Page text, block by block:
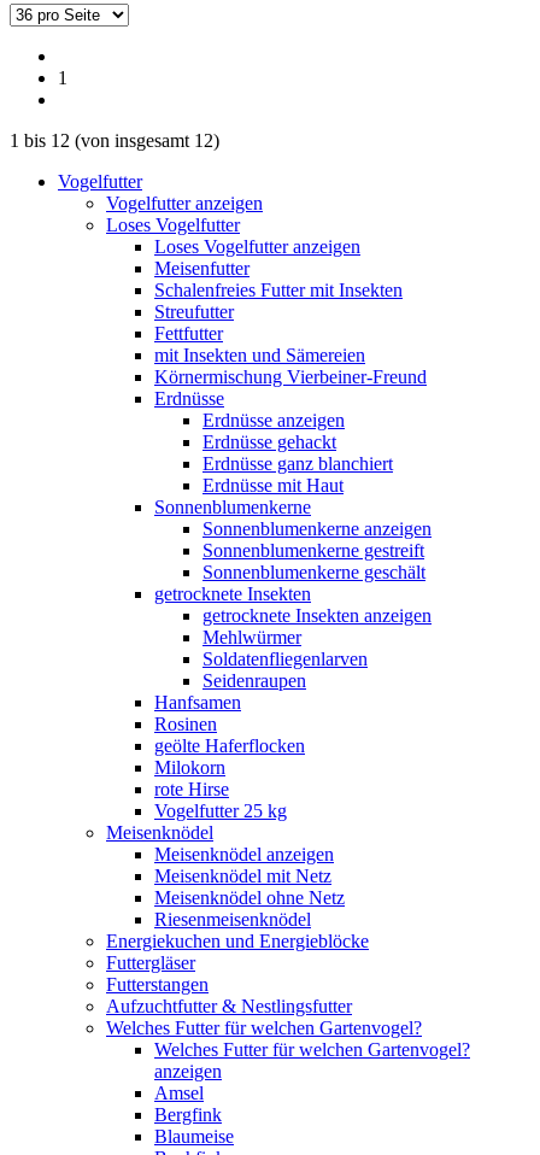
1
1 bis 12 (von insgesamt 12)
Vogelfutter
Vogelfutter anzeigen
Loses Vogelfutter
Loses Vogelfutter anzeigen
Meisenfutter
Schalenfreies Futter mit Insekten
Streufutter
Fettfutter
mit Insekten und Sämereien
Körnermischung Vierbeiner-Freund
Erdnüsse
Erdnüsse anzeigen
Erdnüsse gehackt
Erdnüsse ganz blanchiert
Erdnüsse mit Haut
Sonnenblumenkerne
Sonnenblumenkerne anzeigen
Sonnenblumenkerne gestreift
Sonnenblumenkerne geschält
getrocknete Insekten
getrocknete Insekten anzeigen
Mehlwürmer
Soldatenfliegenlarven
Seidenraupen
Hanfsamen
Rosinen
geölte Haferflocken
Milokorn
rote Hirse
Vogelfutter 25 kg
Meisenknödel
Meisenknödel anzeigen
Meisenknödel mit Netz
Meisenknödel ohne Netz
Riesenmeisenknödel
Energiekuchen und Energieblöcke
Futtergläser
Futterstangen
Aufzuchtfutter & Nestlingsfutter
Welches Futter für welchen Gartenvogel?
Welches Futter für welchen Gartenvogel?
anzeigen
Amsel
Bergfink
Blaumeise